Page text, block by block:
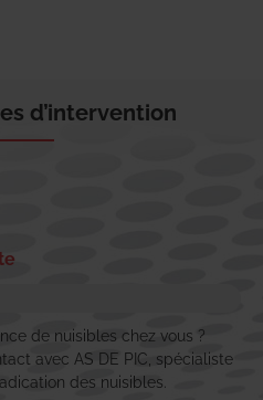
d’intervention
de nuisibles chez vous ?
avec AS DE PIC, spécialiste
des nuisibles.